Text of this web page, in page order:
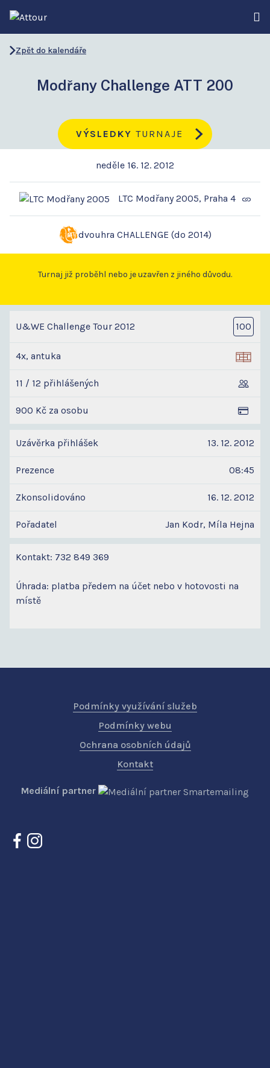
Zpět do kalendáře
Modřany Challenge ATT 200
VÝSLEDKY TURNAJE
neděle 16. 12. 2012
LTC Modřany 2005, Praha 4
dvouhra CHALLENGE (do 2014)
Turnaj již proběhl nebo je uzavřen z jiného důvodu.
U&WE Challenge Tour 2012 100
4x, antuka
11 / 12 přihlášených
900 Kč za osobu
Uzávěrka přihlášek 13. 12. 2012
Prezence 08:45
Zkonsolidováno 16. 12. 2012
Pořadatel Jan Kodr, Míla Hejna
Kontakt: 732 849 369
Úhrada: platba předem na účet nebo v hotovosti na
místě
Podmínky využívání služeb
Podmínky webu
Ochrana osobních údajů
Kontakt
Mediální partner